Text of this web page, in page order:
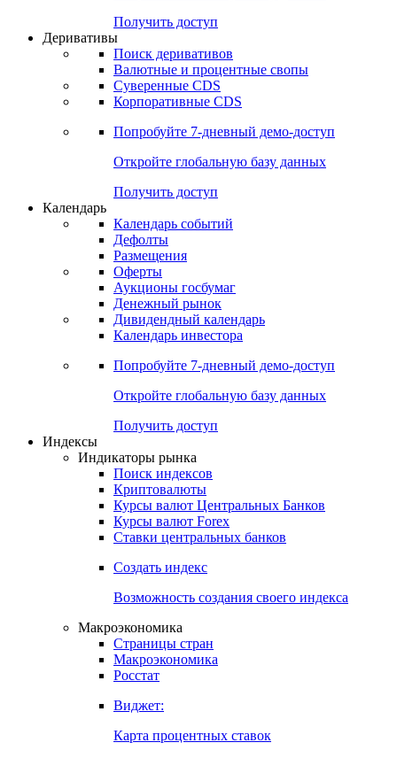
Получить доступ
Деривативы
Поиск деривативов
Валютные и процентные свопы
Суверенные CDS
Корпоративные CDS
Попробуйте 7-дневный демо-доступ
Откройте глобальную базу данных
Получить доступ
Календарь
Календарь событий
Дефолты
Размещения
Оферты
Аукционы госбумаг
Денежный рынок
Дивидендный календарь
Календарь инвестора
Попробуйте 7-дневный демо-доступ
Откройте глобальную базу данных
Получить доступ
Индексы
Индикаторы рынка
Поиск индексов
Криптовалюты
Курсы валют Центральных Банков
Курсы валют Forex
Ставки центральных банков
Создать индекс
Возможность создания своего индекса
Макроэкономика
Страницы стран
Макроэкономика
Росстат
Виджет:
Карта процентных ставок